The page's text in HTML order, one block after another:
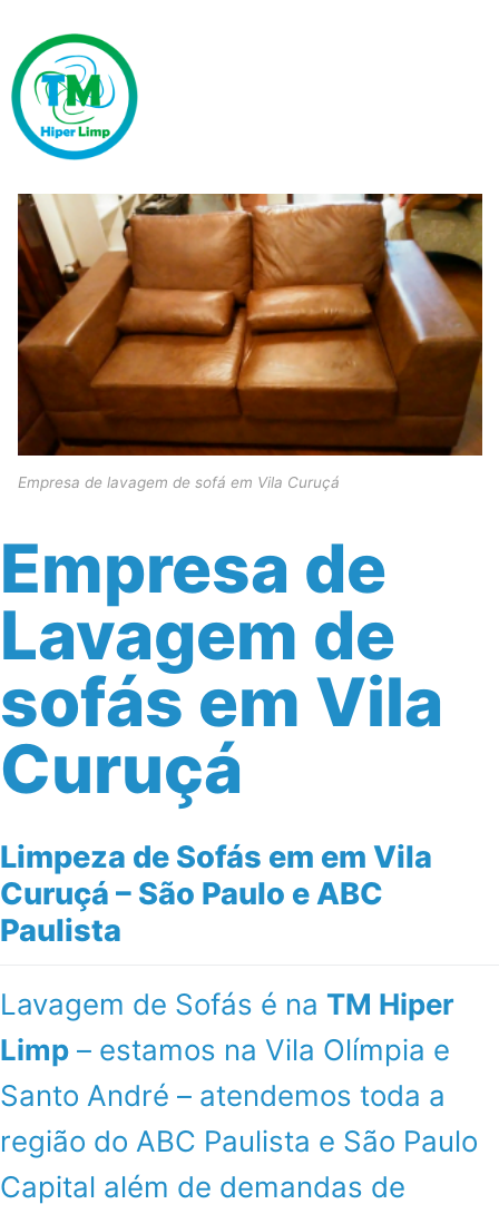
Empresa de lavagem de sofá em Vila Curuçá
Empresa de
Lavagem de
sofás em Vila
Curuçá
Limpeza de Sofás em em Vila
Curuçá – São Paulo e ABC
Paulista
Lavagem de Sofás é na TM Hiper
Limp – estamos na Vila Olímpia e
Santo André – atendemos toda a
região do ABC Paulista e São Paulo
Capital além de demandas de